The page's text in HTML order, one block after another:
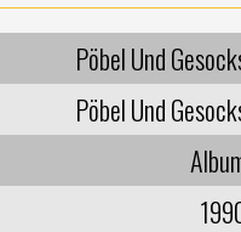
Pöbel Und
Pöbel Und